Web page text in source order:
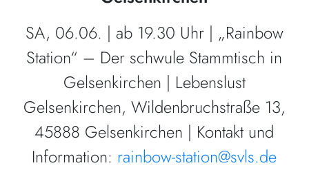
SA, 06.06. | ab 19.30 Uhr | „Rainbow
Station“ – Der schwule Stammtisch in
Gelsenkirchen | Lebenslust
Gelsenkirchen, Wildenbruchstraße 13,
45888 Gelsenkirchen | Kontakt und
Information: rainbow-station@svls.de